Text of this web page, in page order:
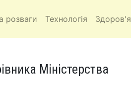
розваги Технологія Здоров'я
Міністерства